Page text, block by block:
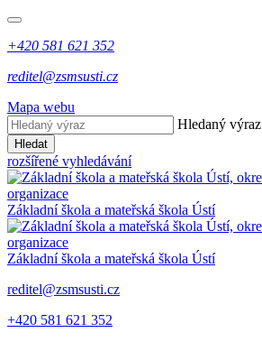
+420 581 621 352
reditel@zsmsusti.cz
Mapa webu
Hledaný výraz
Hledat
rozšířené vyhledávání
Základní škola a mateřská škola Ústí
Základní škola a mateřská škola Ústí
reditel@zsmsusti.cz
+420 581 621 352